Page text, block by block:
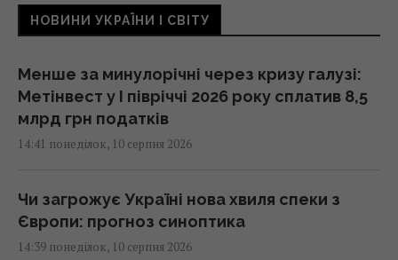
НОВИНИ УКРАЇНИ І СВІТУ
Менше за минулорічні через кризу галузі:
Метінвест у I півріччі 2026 року сплатив 8,5
млрд грн податків
14:41 понеділок, 10 серпня 2026
Чи загрожує Україні нова хвиля спеки з
Європи: прогноз синоптика
14:39 понеділок, 10 серпня 2026